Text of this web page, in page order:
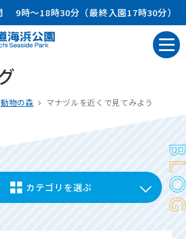
9時～18時30分（最終入園17時30分）
動物の森 マナヅルを近くで見てみよう
カテゴリを選ぶ